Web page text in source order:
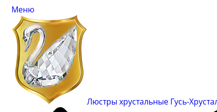
Меню
Люстры хрустальные Гусь-